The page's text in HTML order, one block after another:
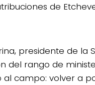
de
presidente de la
del rango de
campo: volver a